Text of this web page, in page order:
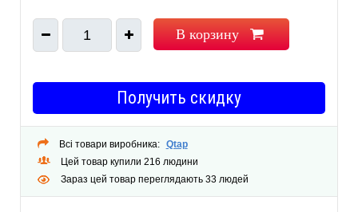
1 В корзину
Получить скидку
Всі товари виробника: Qtap
Цей товар купили 216 людини
Зараз цей товар переглядають 33 людей